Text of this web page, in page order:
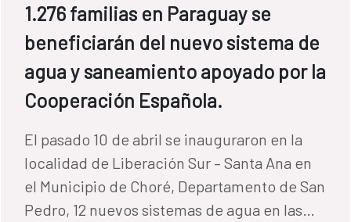
1.276 familias en Paraguay se
beneficiarán del nuevo sistema de
agua y saneamiento apoyado por la
Cooperación Española.
El pasado 10 de abril se inauguraron en la
localidad de Liberación Sur – Santa Ana en
el Municipio de Choré, Departamento de San
Pedro, 12 nuevos sistemas de agua en las